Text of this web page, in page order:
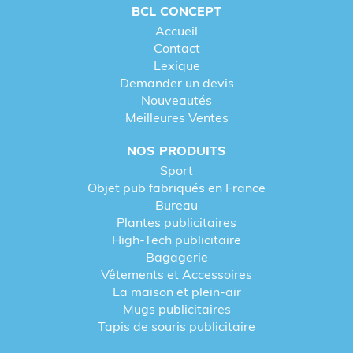
BCL CONCEPT
Accueil
Contact
Lexique
Demander un devis
Nouveautés
Meilleures Ventes
NOS PRODUITS
Sport
Objet pub fabriqués en France
Bureau
Plantes publicitaires
High-Tech publicitaire
Bagagerie
Vêtements et Accessoires
La maison et plein-air
Mugs publicitaires
Tapis de souris publicitaire